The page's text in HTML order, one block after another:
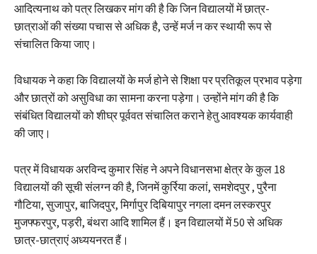
आदित्यनाथ को पत्र लिखकर मांग की है कि जिन विद्यालयों में छात्र-
छात्राओं की संख्या पचास से अधिक है, उन्हें मर्ज न कर स्थायी रूप से
संचालित किया जाए।
विधायक ने कहा कि विद्यालयों के मर्ज होने से शिक्षा पर प्रतिकूल प्रभाव पड़ेगा
और छात्रों को असुविधा का सामना करना पड़ेगा। उन्होंने मांग की है कि
संबंधित विद्यालयों को शीघ्र पूर्ववत संचालित कराने हेतु आवश्यक कार्यवाही
की जाए।
पत्र में विधायक अरविन्द कुमार सिंह ने अपने विधानसभा क्षेत्र के कुल 18
विद्यालयों की सूची संलग्न की है, जिनमें कुर्रिया कलां, समशेदपुर , पुरैना
गौटिया, सुजापुर, बाजिदपुर, मिर्गापुर दिबियापुर नगला दमन लस्करपुर
मुजफ्फरपुर, पड़री, बंथरा आदि शामिल हैं। इन विद्यालयों में 50 से अधिक
छात्र-छात्राएं अध्ययनरत हैं।